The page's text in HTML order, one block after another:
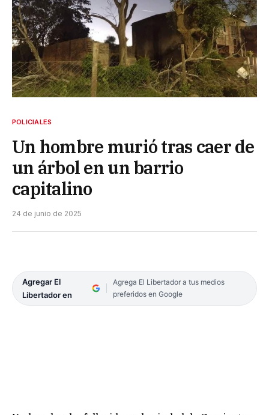
POLICIALES
Un hombre murió tras caer de
un árbol en un barrio
capitalino
24 de junio de 2025
Agregar El
Libertador en
Agrega El Libertador a tus medios
preferidos en Google